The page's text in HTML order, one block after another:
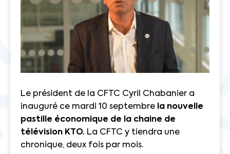
Le président de la CFTC Cyril Chabanier a
inauguré ce mardi 10 septembre la nouvelle
pastille économique de la chaine de
télévision KTO. La CFTC y tiendra une
chronique, deux fois par mois.